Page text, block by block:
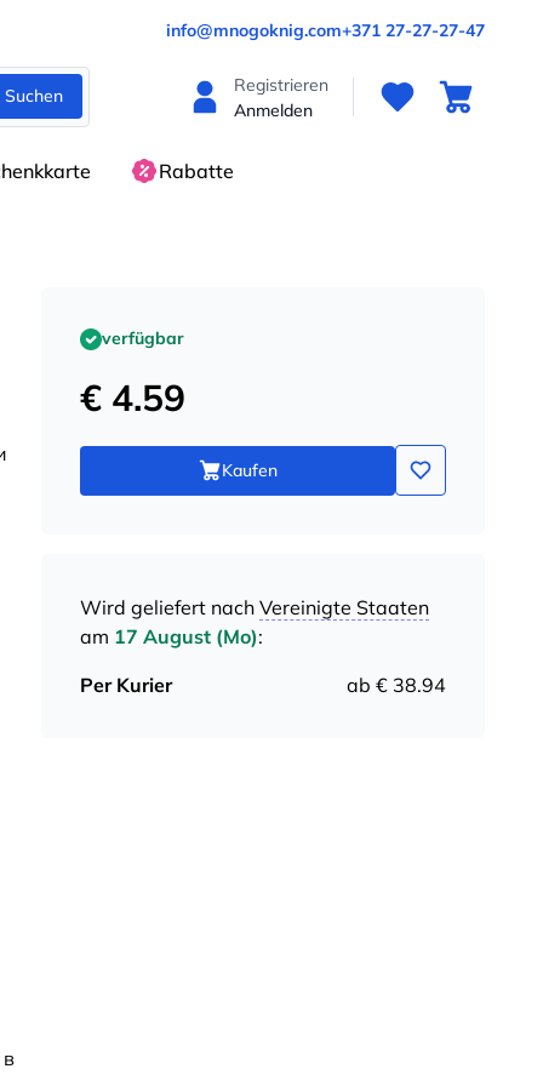
info@mnogoknig.com+371 27-27-27-47
Suchen
Registrieren
Anmelden
Rabatte
verfügbar
€ 4.59
Kaufen
Wird geliefert nach Vereinigte Staaten
am 17 August (Mo):
Per Kurier
ab € 38.94